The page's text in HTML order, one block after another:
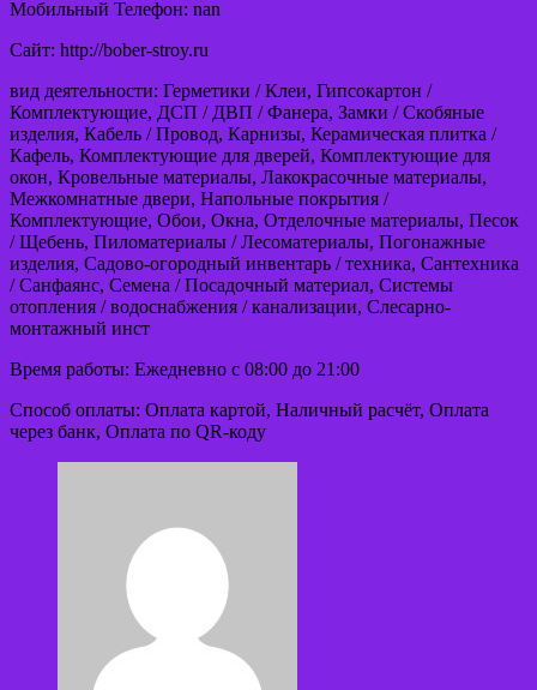
Мобильный Телефон: nan
Сайт: http://bober-stroy.ru
вид деятельности: Герметики / Клеи, Гипсокартон /
Комплектующие, ДСП / ДВП / Фанера, Замки / Скобяные
изделия, Кабель / Провод, Карнизы, Керамическая плитка /
Кафель, Комплектующие для дверей, Комплектующие для
окон, Кровельные материалы, Лакокрасочные материалы,
Межкомнатные двери, Напольные покрытия /
Комплектующие, Обои, Окна, Отделочные материалы, Песок
/ Щебень, Пиломатериалы / Лесоматериалы, Погонажные
изделия, Садово-огородный инвентарь / техника, Сантехника
/ Санфаянс, Семена / Посадочный материал, Системы
отопления / водоснабжения / канализации, Слесарно-
монтажный инст
Время работы: Ежедневно с 08:00 до 21:00
Способ оплаты: Оплата картой, Наличный расчёт, Оплата
через банк, Оплата по QR-коду